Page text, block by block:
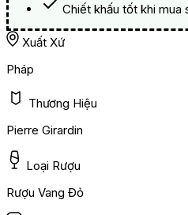
Chiết khấu tốt khi mua
Xuất Xứ
Pháp
Thương Hiệu
Pierre Girardin
Loại Rượu
Rượu Vang Đỏ